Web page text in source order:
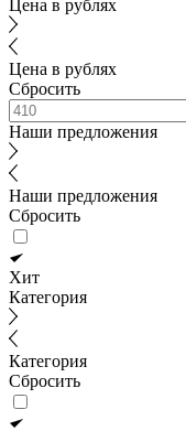
Цена в рублях
Цена в рублях
Сбросить
Наши предложения
Наши предложения
Сбросить
Хит
Категория
Категория
Сбросить